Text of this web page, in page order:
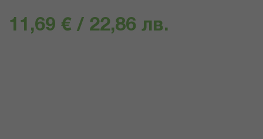
11,69 € / 22,86 лв.